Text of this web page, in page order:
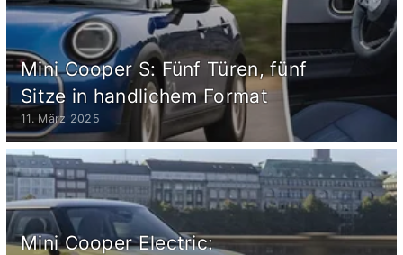
Mini Cooper S: Fünf Türen, fünf
Sitze in handlichem Format
11. März 2025
Mini Cooper Electric: